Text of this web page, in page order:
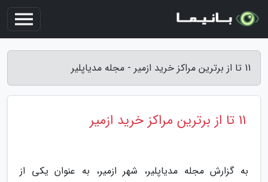
11 تا از برترین مراکز خرید ازمیر - مجله مدیاپلیر
11 تا از برترین مراکز خرید ازمیر
به گزارش مجله مدیاپلیر، شهر ازمیر، به عنوان یکی از